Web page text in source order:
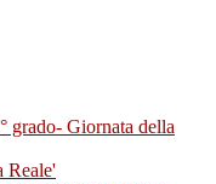
grado- Giornata della
Reale'